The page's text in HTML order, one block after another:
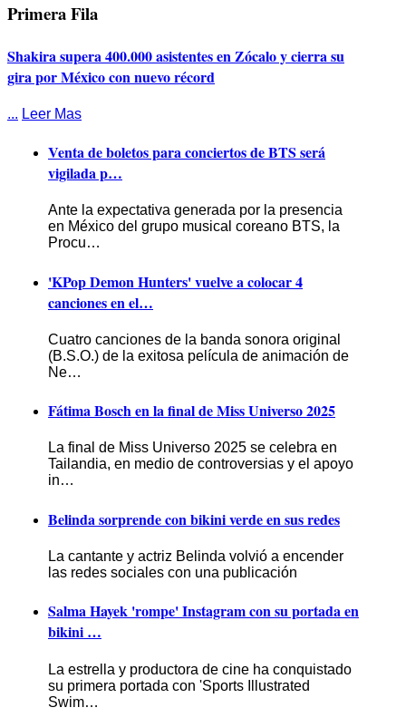
Primera Fila
Shakira supera 400.000 asistentes en Zócalo y cierra su
gira por México con nuevo récord
... Leer Mas
Venta de boletos para conciertos de BTS será
vigilada p…
Ante la expectativa generada por la presencia
en México del grupo musical coreano BTS, la
Procu…
'KPop Demon Hunters' vuelve a colocar 4
canciones en el…
Cuatro canciones de la banda sonora original
(B.S.O.) de la exitosa película de animación de
Ne…
Fátima Bosch en la final de Miss Universo 2025
La final de Miss Universo 2025 se celebra en
Tailandia, en medio de controversias y el apoyo
in…
Belinda sorprende con bikini verde en sus redes
La cantante y actriz Belinda volvió a encender
las redes sociales con una publicación
Salma Hayek 'rompe' Instagram con su portada en
bikini …
La estrella y productora de cine ha conquistado
su primera portada con 'Sports Illustrated
Swim…